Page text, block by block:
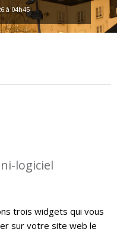
à 04h45
logiciel
trois widgets qui vous
sur votre site web le